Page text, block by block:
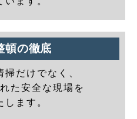
頓の徹底
だけでなく、
た安全な現場を
します。